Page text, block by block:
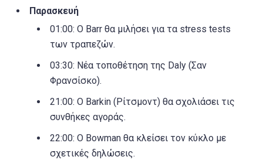
Παρασκευή
01:00: Ο Barr θα μιλήσει για τα stress tests
των τραπεζών.
03:30: Νέα τοποθέτηση της Daly (Σαν
Φρανσίσκο).
21:00: Ο Barkin (Ρίτσμοντ) θα σχολιάσει τις
συνθήκες αγοράς.
22:00: Ο Bowman θα κλείσει τον κύκλο με
σχετικές δηλώσεις.